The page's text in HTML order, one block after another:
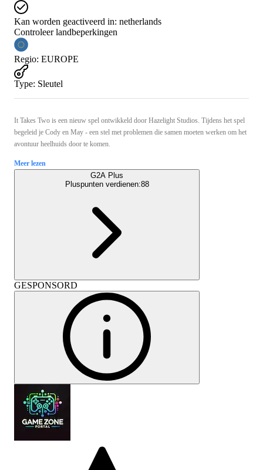
Kan worden geactiveerd in: netherlands
Controleer landbeperkingen
Regio: EUROPE
Type: Sleutel
It Takes Two is een nieuw spel ontwikkeld door Hazelight Studios. Tijdens het spel
begeleid je Cody en May - een stel met problemen die samen moeten werken om het
avontuur heelhuids door te komen.
Meer lezen
G2A Plus
Pluspunten verdienen:88
GESPONSORD